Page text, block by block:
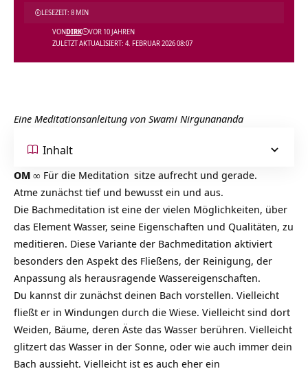
ZULETZT AKTUALISIERT: 4. FEBRUAR 2026 08:07
VONDIRK VOR 10 JAHREN
LESEZEIT: 8 MIN
Eine Meditationsanleitung von Swami Nirgunananda
Inhalt
OM ∞ Für die Meditation sitze aufrecht und gerade.
Atme zunächst tief und bewusst ein und aus.
Die Bachmeditation ist eine der vielen Möglichkeiten, über
das Element Wasser, seine Eigenschaften und Qualitäten, zu
meditieren. Diese Variante der Bachmeditation aktiviert
besonders den Aspekt des Fließens, der Reinigung, der
Anpassung als herausragende Wassereigenschaften.
Du kannst dir zunächst deinen Bach vorstellen. Vielleicht
fließt er in Windungen durch die Wiese. Vielleicht sind dort
Weiden, Bäume, deren Äste das Wasser berühren. Vielleicht
glitzert das Wasser in der Sonne, oder wie auch immer dein
Bach aussieht. Vielleicht ist es auch eher ein